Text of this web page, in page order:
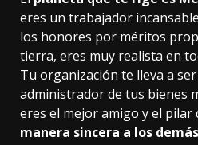
eres un trabajador
los honores por méritos
tierra, eres muy realista en
Tu organización te lleva a
administrador de tus bienes
eres el mejor amigo y el pilar
manera sincera a los